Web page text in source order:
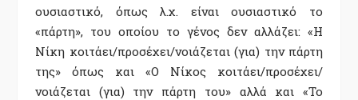
ουσιαστικό, όπως λ.χ. είναι ουσιαστικό το
«πάρτη», του οποίου το γένος δεν αλλάζει: «Η
Νίκη κοιτάει/προσέχει/νοιάζεται (για) την πάρτη
της» όπως και «Ο Νίκος κοιτάει/προσέχει/
νοιάζεται (για) την πάρτη του» αλλά και «Το